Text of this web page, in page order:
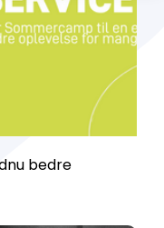
bedre